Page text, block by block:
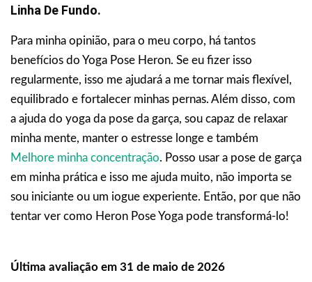
Linha De Fundo.
Para minha opinião, para o meu corpo, há tantos
benefícios do Yoga Pose Heron. Se eu fizer isso
regularmente, isso me ajudará a me tornar mais flexível,
equilibrado e fortalecer minhas pernas. Além disso, com
a ajuda do yoga da pose da garça, sou capaz de relaxar
minha mente, manter o estresse longe e também
Melhore minha concentração. Posso usar a pose de garça
em minha prática e isso me ajuda muito, não importa se
sou iniciante ou um iogue experiente. Então, por que não
tentar ver como Heron Pose Yoga pode transformá-lo!
Última avaliação em 31 de maio de 2026